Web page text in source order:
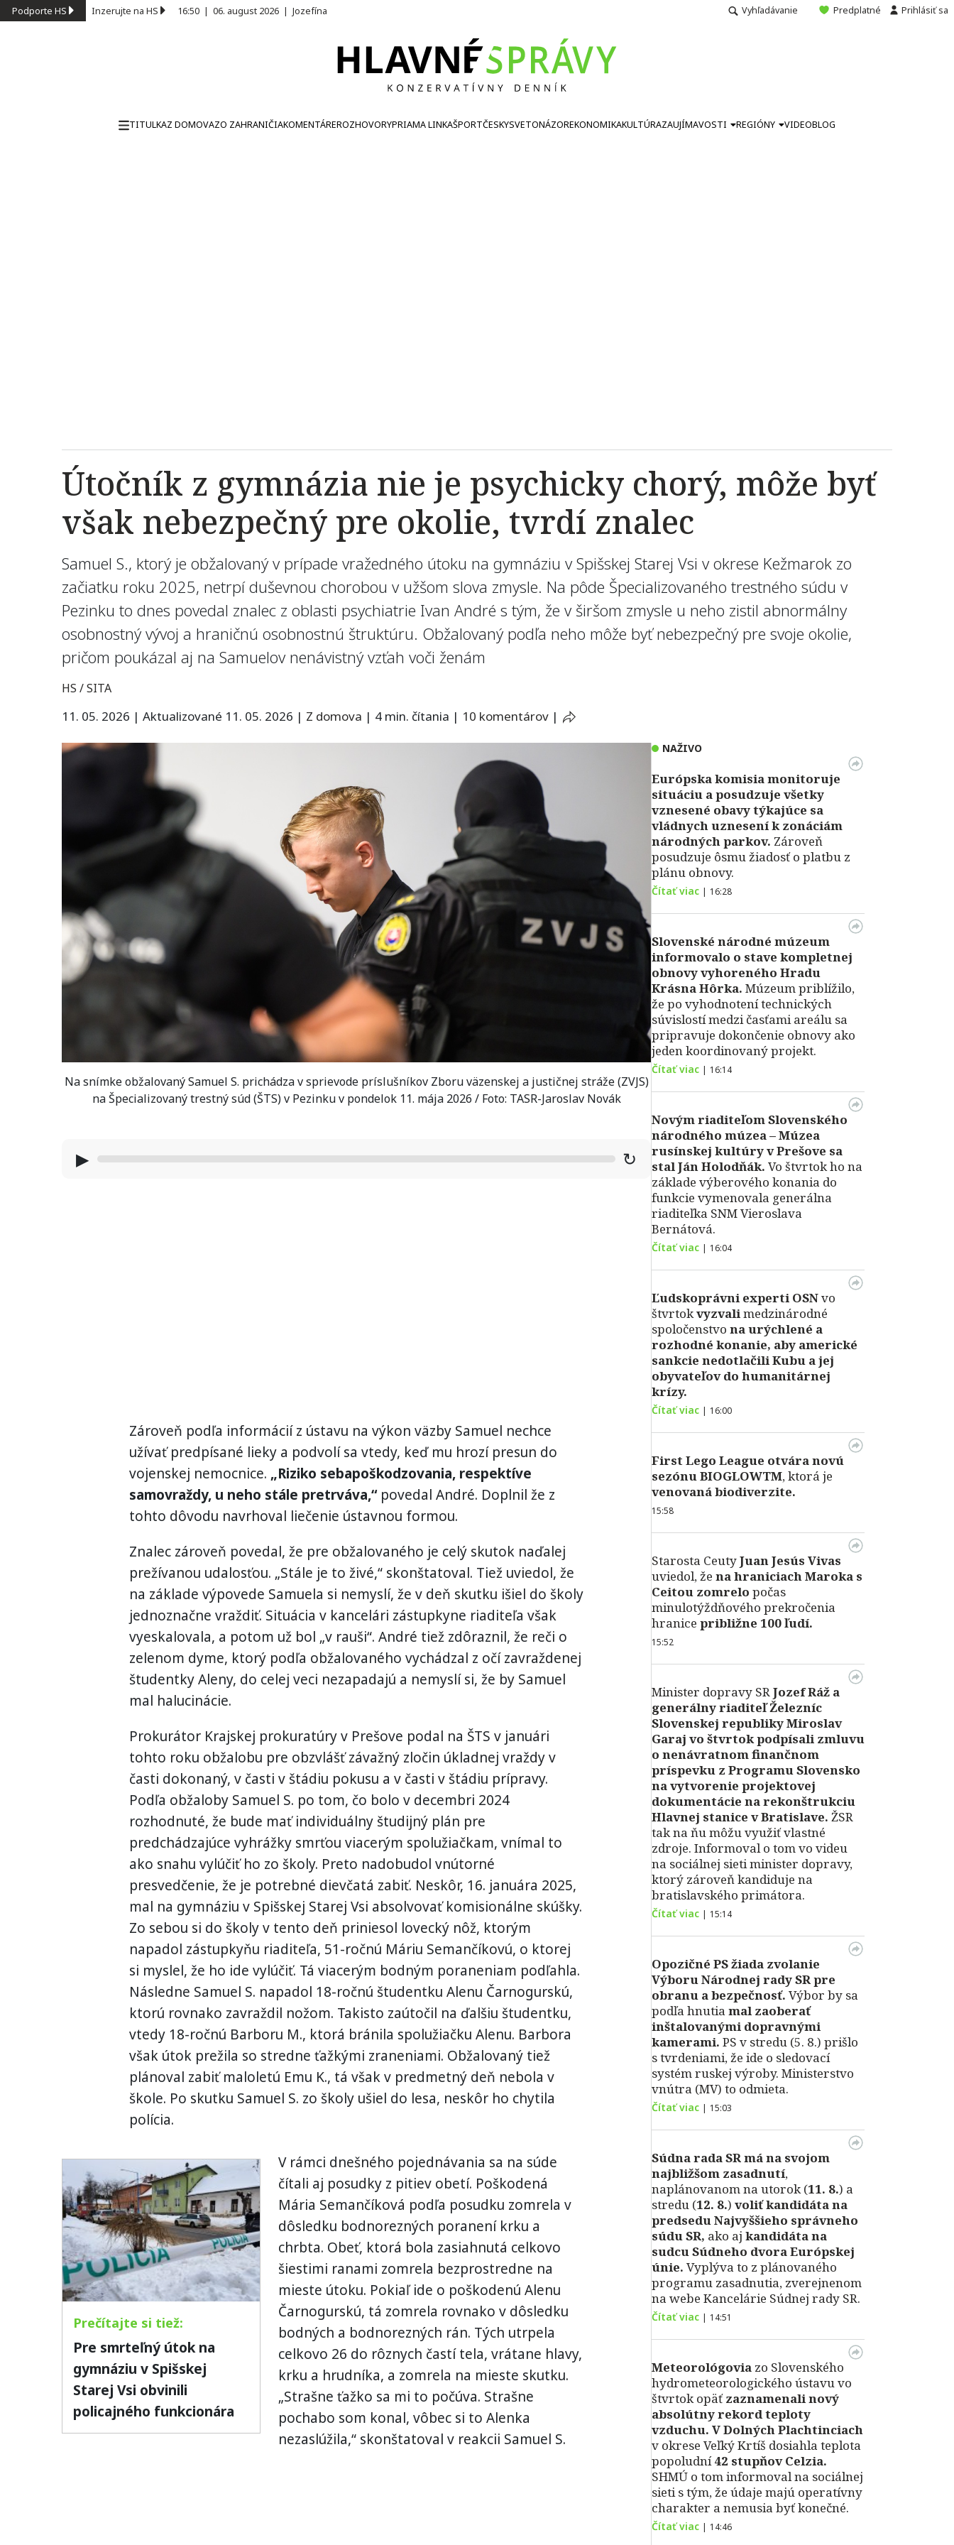
Podporte HS Inzerujte na HS 16:50 | 06. august 2026 | Jozefína Vyhľadávanie Predplatné Prihlásiť sa
TITULKAZ DOMOVAZO ZAHRANIČIAKOMENTÁREROZHOVORYPRIAMA LINKAŠPORTČESKYSVETONÁZOREKONOMIKAKULTÚRAZAUJÍMAVOSTI REGIÓNY VIDEOBLOG
Útočník z gymnázia nie je psychicky chorý, môže byť
však nebezpečný pre okolie, tvrdí znalec
Samuel S., ktorý je obžalovaný v prípade vražedného útoku na gymnáziu v Spišskej Starej Vsi v okrese Kežmarok zo
začiatku roku 2025, netrpí duševnou chorobou v užšom slova zmysle. Na pôde Špecializovaného trestného súdu v
Pezinku to dnes povedal znalec z oblasti psychiatrie Ivan André s tým, že v širšom zmysle u neho zistil abnormálny
osobnostný vývoj a hraničnú osobnostnú štruktúru. Obžalovaný podľa neho môže byť nebezpečný pre svoje okolie,
pričom poukázal aj na Samuelov nenávistný vzťah voči ženám
HS / SITA
11. 05. 2026 | Aktualizované 11. 05. 2026 | Z domova | 4 min. čítania | 10 komentárov |
Na snímke obžalovaný Samuel S. prichádza v sprievode príslušníkov Zboru väzenskej a justičnej stráže (ZVJS)
na Špecializovaný trestný súd (ŠTS) v Pezinku v pondelok 11. mája 2026 / Foto: TASR-Jaroslav Novák
▶ ↻
Zároveň podľa informácií z ústavu na výkon väzby Samuel nechce
užívať predpísané lieky a podvolí sa vtedy, keď mu hrozí presun do
vojenskej nemocnice. „Riziko sebapoškodzovania, respektíve
samovraždy, u neho stále pretrváva,“povedal André. Doplnil že z
tohto dôvodu navrhoval liečenie ústavnou formou.
Znalec zároveň povedal, že pre obžalovaného je celý skutok naďalej
prežívanou udalosťou. „Stále je to živé,“ skonštatoval. Tiež uviedol, že
na základe výpovede Samuela si nemyslí, že v deň skutku išiel do školy
jednoznačne vraždiť. Situácia v kancelári zástupkyne riaditeľa však
vyeskalovala, a potom už bol „v rauši“. André tiež zdôraznil, že reči o
zelenom dyme, ktorý podľa obžalovaného vychádzal z očí zavraždenej
študentky Aleny, do celej veci nezapadajú a nemyslí si, že by Samuel
mal halucinácie.
Prokurátor Krajskej prokuratúry v Prešove podal na ŠTS v januári
tohto roku obžalobu pre obzvlášť závažný zločin úkladnej vraždy v
časti dokonaný, v časti v štádiu pokusu a v časti v štádiu prípravy.
Podľa obžaloby Samuel S. po tom, čo bolo v decembri 2024
rozhodnuté, že bude mať individuálny študijný plán pre
predchádzajúce vyhrážky smrťou viacerým spolužiačkam, vnímal to
ako snahu vylúčiť ho zo školy. Preto nadobudol vnútorné
presvedčenie, že je potrebné dievčatá zabiť. Neskôr, 16. januára 2025,
mal na gymnáziu v Spišskej Starej Vsi absolvovať komisionálne skúšky.
Zo sebou si do školy v tento deň priniesol lovecký nôž, ktorým
napadol zástupkyňu riaditeľa, 51-ročnú Máriu Semančíkovú, o ktorej
si myslel, že ho ide vylúčiť. Tá viacerým bodným poraneniam podľahla.
Následne Samuel S. napadol 18-ročnú študentku Alenu Čarnogurskú,
ktorú rovnako zavraždil nožom. Takisto zaútočil na ďalšiu študentku,
vtedy 18-ročnú Barboru M., ktorá bránila spolužiačku Alenu. Barbora
však útok prežila so stredne ťažkými zraneniami. Obžalovaný tiež
plánoval zabiť maloletú Emu K., tá však v predmetný deň nebola v
škole. Po skutku Samuel S. zo školy ušiel do lesa, neskôr ho chytila
polícia.
Pre smrteľný útok na
gymnáziu v Spišskej
Starej Vsi obvinili
policajného funkcionára
V rámci dnešného pojednávania sa na súde
čítali aj posudky z pitiev obetí. Poškodená
Mária Semančíková podľa posudku zomrela v
dôsledku bodnorezných poranení krku a
chrbta. Obeť, ktorá bola zasiahnutá celkovo
šiestimi ranami zomrela bezprostredne na
mieste útoku. Pokiaľ ide o poškodenú Alenu
Čarnogurskú, tá zomrela rovnako v dôsledku
bodných a bodnorezných rán. Tých utrpela
celkovo 26 do rôznych častí tela, vrátane hlavy,
krku a hrudníka, a zomrela na mieste skutku.
„Strašne ťažko sa mi to počúva. Strašne
pochabo som konal, vôbec si to Alenka
nezaslúžila,“ skonštatoval v reakcii Samuel S.
NAŽIVO
Európska komisia monitoruje
situáciu a posudzuje všetky
vznesené obavy týkajúce sa
vládnych uznesení k zonáciám
národných parkov. Zároveň
posudzuje ôsmu žiadosť o platbu z
plánu obnovy.
Čítať viac | 16:28
Slovenské národné múzeum
informovalo o stave kompletnej
obnovy vyhoreného Hradu
Krásna Hôrka. Múzeum priblížilo,
že po vyhodnotení technických
súvislostí medzi časťami areálu sa
pripravuje dokončenie obnovy ako
jeden koordinovaný projekt.
Čítať viac | 16:14
Novým riaditeľom Slovenského
národného múzea – Múzea
rusínskej kultúry v Prešove sa
stal Ján Holodňák. Vo štvrtok ho na
základe výberového konania do
funkcie vymenovala generálna
riaditeľka SNM Vieroslava
Bernátová.
Čítať viac | 16:04
Ľudskoprávni experti OSNvo
štvrtokvyzvalimedzinárodné
spoločenstvo na urýchlené a
rozhodné konanie, aby americké
sankcie nedotlačili Kubu a jej
obyvateľov do humanitárnej
krízy.
Čítať viac | 16:00
First Lego League otvára novú
sezónu BIOGLOWTM, ktorá je
venovaná biodiverzite.
15:58
Starosta CeutyJuan Jesús Vivas
uviedol, že na hraniciach Maroka s
Ceitou zomrelo počas
minulotýždňového prekročenia
hranice približne 100 ľudí.
15:52
Minister dopravy SRJozef Ráž a
generálny riaditeľ Železníc
Slovenskej republiky Miroslav
Garaj vo štvrtok podpísali zmluvu
o nenávratnom finančnom
príspevku z Programu Slovensko
na vytvorenie projektovej
dokumentácie na rekonštrukciu
Hlavnej stanice v Bratislave. ŽSR
tak na ňu môžu využiť vlastné
zdroje. Informoval o tom vo videu
na sociálnej sieti minister dopravy,
ktorý zároveň kandiduje na
bratislavského primátora.
Čítať viac | 15:14
Opozičné PS žiada zvolanie
Výboru Národnej rady SR pre
obranu a bezpečnosť. Výbor by sa
podľa hnutia mal zaoberať
inštalovanými dopravnými
kamerami. PS v stredu (5. 8.) prišlo
s tvrdeniami, že ide o sledovací
systém ruskej výroby. Ministerstvo
vnútra (MV) to odmieta.
Čítať viac | 15:03
Súdna rada SR má na svojom
najbližšom zasadnutí,
naplánovanom na utorok (11. 8.) a
stredu (12. 8.) voliť kandidáta na
predsedu Najvyššieho správneho
súdu SR, ako aj kandidáta na
sudcu Súdneho dvora Európskej
únie. Vyplýva to z plánovaného
programu zasadnutia, zverejnenom
na webe Kancelárie Súdnej rady SR.
Čítať viac | 14:51
Meteorológovia zo Slovenského
hydrometeorologického ústavu vo
štvrtok opäťzaznamenali nový
absolútny rekord teploty
vzduchu. V Dolných Plachtinciach
v okrese Veľký Krtíš dosiahla teplota
popoludní42 stupňov Celzia.
SHMÚ o tom informoval na sociálnej
sieti s tým, že údaje majú operatívny
charakter a nemusia byť konečné.
Čítať viac | 14:46